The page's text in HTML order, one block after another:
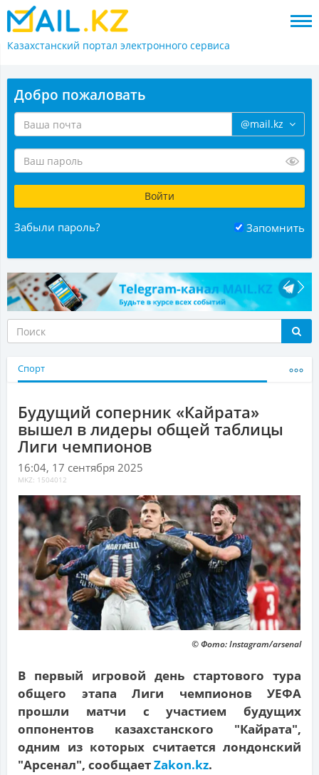
Казахстанский портал электронного сервиса
Добро пожаловать
@mail.kz
Забыли пароль? Запомнить
Спорт
Будущий соперник «Кайрата»
вышел в лидеры общей таблицы
Лиги чемпионов
16:04, 17 сентября 2025
MKZ: 1504012
© Фото: Instagram/arsenal
В первый игровой день стартового тура
общего этапа Лиги чемпионов УЕФА
прошли матчи с участием будущих
оппонентов казахстанского "Кайрата",
одним из которых считается лондонский
"Арсенал", сообщаетZakon.kz.